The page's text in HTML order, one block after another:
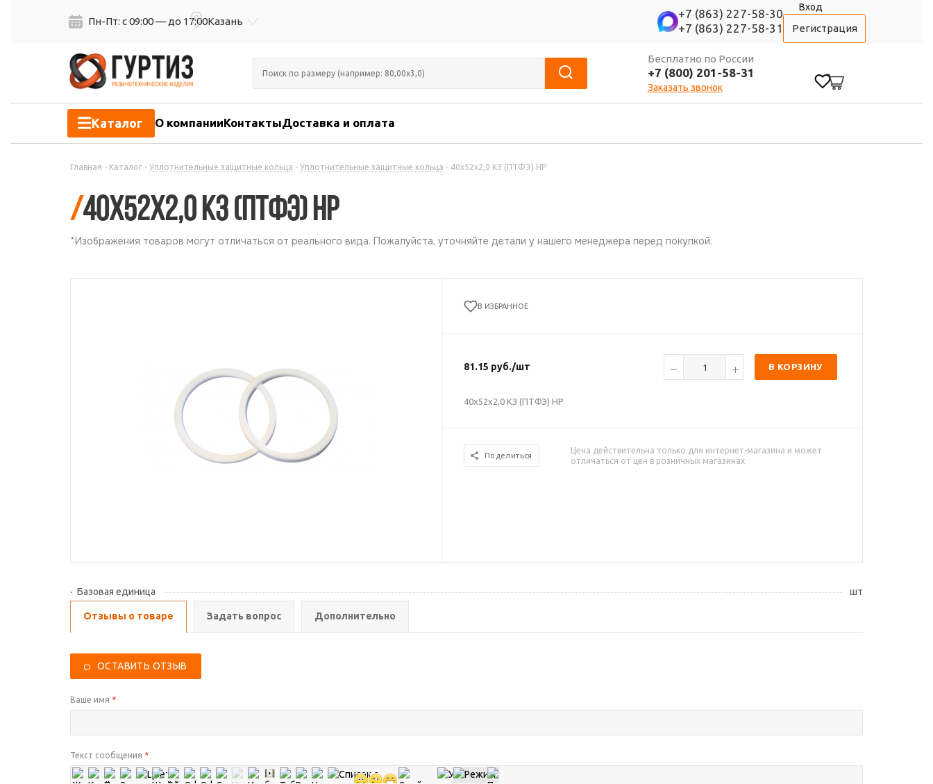
Пн-Пт: с 09:00 — до 17:00Казань
+7 (863) 227-58-30
+7 (863) 227-58-31
Вход
Регистрация
Бесплатно по России
+7 (800) 201-58-31
Заказать звонок
Каталог О компанииКонтактыДоставка и оплата
Главная - Каталог - Уплотнительные защитные кольца - Уплотнительные защитные кольца - 40х52х2,0 КЗ (ПТФЭ) НР
/40х52х2,0 КЗ (ПТФЭ) НР
*Изображения товаров могут отличаться от реального вида. Пожалуйста, уточняйте детали у нашего менеджера перед покупкой.
В ИЗБРАННОЕ
81.15 руб./шт В КОРЗИНУ
40х52х2,0 КЗ (ПТФЭ) НР
Поделиться
Цена действительна только для интернет-магазина и может
отличаться от цен в розничных магазинах
Базовая единица шт
Отзывы о товаре Задать вопрос Дополнительно
ОСТАВИТЬ ОТЗЫВ
Ваше имя *
Текст сообщения *